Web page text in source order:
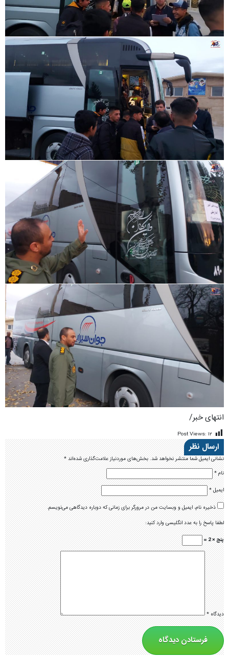
انتهای خبر/
Post Views: ۱۲
ارسال نظر
نشانی ایمیل شما منتشر نخواهد شد.بخش‌های موردنیاز علامت‌گذاری شده‌اند*
نام*
ایمیل*
ذخیره نام، ایمیل و وبسایت من در مرورگر برای زمانی که دوباره دیدگاهی می‌نویسم.
لطفا پاسخ را به عدد انگلیسی وارد کنید:
پنج × 2 =
دیدگاه*